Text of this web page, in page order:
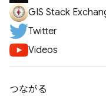
GIS Stack
Twitter
Videos
つながる